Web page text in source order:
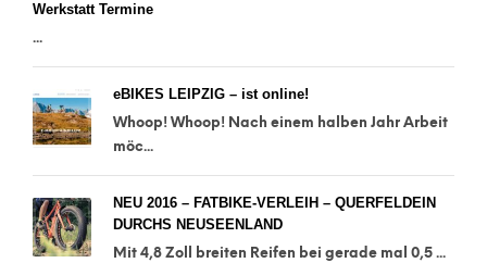
Werkstatt Termine
...
eBIKES LEIPZIG – ist online!
Whoop! Whoop! Nach einem halben Jahr Arbeit
möc...
NEU 2016 – FATBIKE-VERLEIH – QUERFELDEIN
DURCHS NEUSEENLAND
Mit 4,8 Zoll breiten Reifen bei gerade mal 0,5 ...